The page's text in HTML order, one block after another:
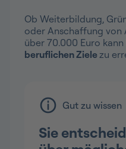
Ob Weiterbildung,
oder Anschaffung
über 70.000 Euro
beruflichen Ziele zu
Gut zu wissen
Sie